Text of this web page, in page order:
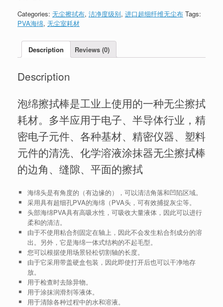
Categories: 无尘擦拭布, 洁净度级别, 进口超细纤维无尘布 Tags:
PVA海绵, 无尘室耗材
Description Reviews (0)
Description
泡绵擦拭棒是工业上使用的一种无尘擦拭
耗材。多半应用于电子、半导体行业，精
密电子元件、各种基材、精密仪器、塑料
元件的清洗、化学溶液涂抹器无尘擦拭棒
的边角、缝隙、平面的擦拭
海绵头是有角度的（有边缘的），可以清洁角落和凹陷区域。
采用具有超细孔PVA的海绵（PVA头，可有效捕捉灰尘等。
头部海绵PVA具有高吸水性，可吸收大量液体，因此可以进行
柔和的清洁。
由于不使用粘合剂固定在轴上，因此不会发生粘合剂成分的溶
出。另外，它是海绵一体式结构的不起毛型。
您可以根据使用场景轻松切割轴的长度。
由于它采用带盖硬盒包装，因此即使打开后也可以干净地存
放。
用于检查时去除异物。
用于涂抹润滑剂等液体。
用于清除各种过程中的水和溶液。